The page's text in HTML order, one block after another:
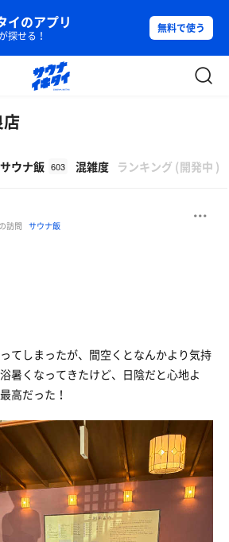
イのアプリ
探せる！
無料で使う
サウナ飯 603 混雑度 ランキング (開発中 )
訪問 サウナ飯
てしまったが、間空くとなんかより気持
暑くなってきたけど、日陰だと心地よ
高だった！